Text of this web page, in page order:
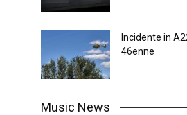
Incidente in
46enne
Music News